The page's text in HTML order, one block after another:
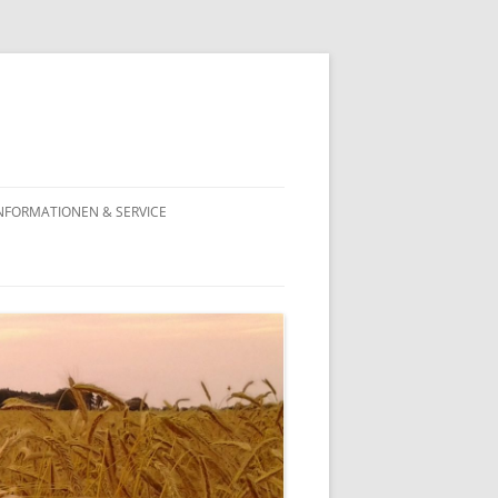
& SERVICE
VERTREIBUNGSREHABILITIERUNG
REHABILITIERUNGSBEHÖRDEN